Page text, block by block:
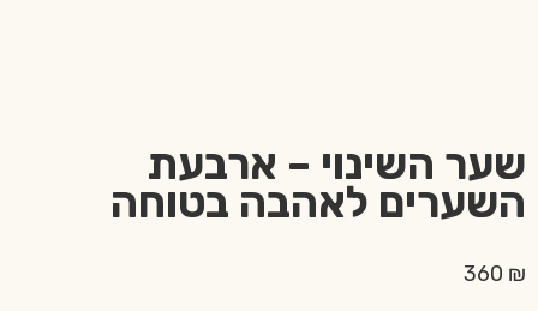
שער השינוי – ארבעת
השערים לאהבה בטוחה
360 ₪